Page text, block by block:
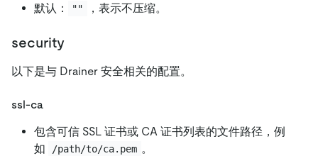
默认：
"" ，表示不压缩。
security
以下是与 Drainer 安全相关的配置。
ssl-ca
包含可信 SSL 证书或 CA 证书列表的文件路径，例
如
/path/to/ca.pem 。